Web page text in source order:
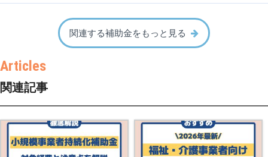
関連する補助金をもっと見る
関連記事